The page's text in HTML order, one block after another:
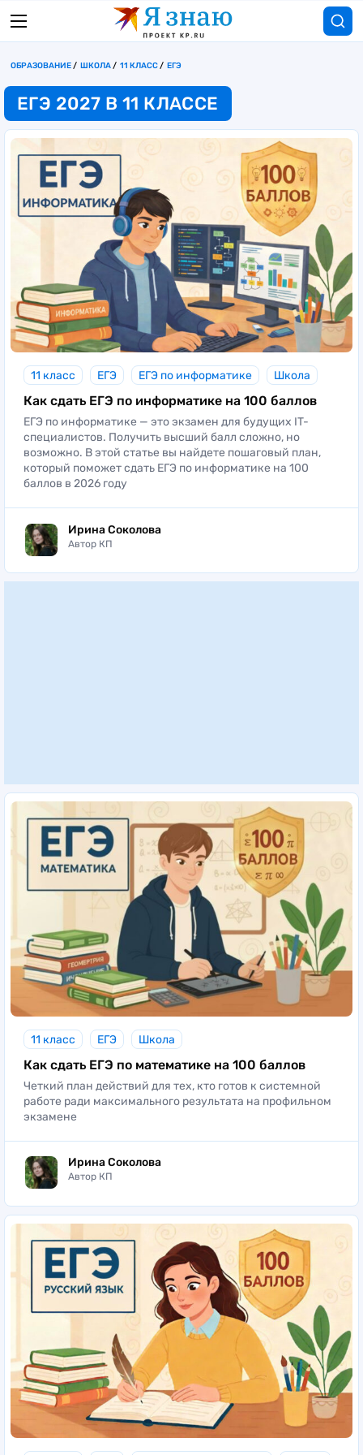
ОБРАЗОВАНИЕ ШКОЛА 11 КЛАСС ЕГЭ
ЕГЭ 2027 В 11 КЛАССЕ
11 класс ЕГЭ ЕГЭ по информатике Школа
Как сдать ЕГЭ по информатике на 100 баллов
ЕГЭ по информатике — это экзамен для будущих IT-
специалистов. Получить высший балл сложно, но
возможно. В этой статье вы найдете пошаговый план,
который поможет сдать ЕГЭ по информатике на 100
баллов в 2026 году
Ирина Соколова
Автор КП
11 класс ЕГЭ Школа
Как сдать ЕГЭ по математике на 100 баллов
Четкий план действий для тех, кто готов к системной
работе ради максимального результата на профильном
экзамене
Ирина Соколова
Автор КП